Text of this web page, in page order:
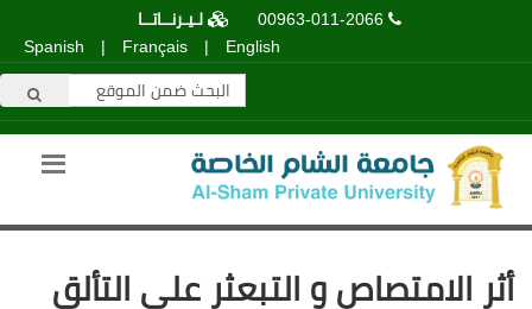
00963-011-2066
لـيـرنــاتــا
English
|
Français
|
Spanish
أثر الامتصاص و التبعثر على التألق